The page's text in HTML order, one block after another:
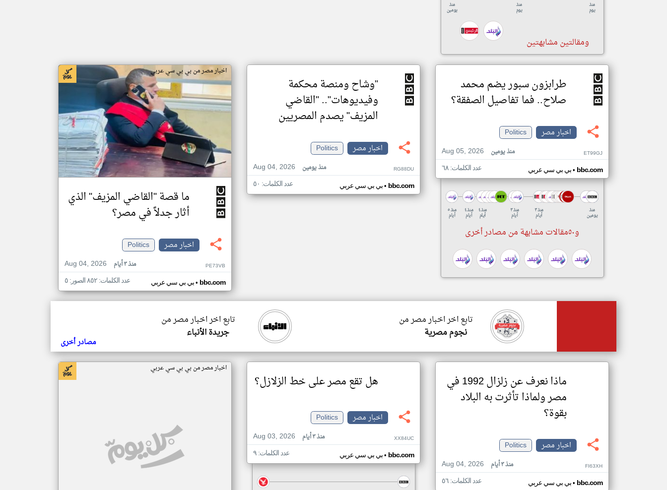
منذ
يومين
منذ
يوم
منذ
يوم
ومقالتين مشابهتين
طرابزون سبور يضم محمد
صلاح.. فما تفاصيل الصفقة؟
اخبار مصر
Politics
Aug 05, 2026
منذ يومين ET99GJ
بي بي سي عربي• bbc.com عدد الكلمات: ٦٨
منذ ٥
أيام
منذ ٤
أيام
منذ ٤
أيام
منذ ٣
أيام
منذ ٣
أيام
منذ
يومين
و٥٠مقالات مشابهة من مصادر أخرى
"وشاح ومنصة محكمة
وفيديوهات".. "القاضي
المزيف" يصدم المصريين
اخبار مصر
Politics
Aug 04, 2026
منذ يومين RG88DU
بي بي سي عربي• bbc.com عدد الكلمات: ٥٠
اخبار مصر من بي بي سي عربي
ما قصة "القاضي المزيف" الذي
أثار جدلاً في مصر؟
اخبار مصر
Politics
Aug 04, 2026
منذ ٣ أيام PE73VB
بي بي سي عربي• bbc.com عدد الكلمات: ٨٥٢ الصور: ٥
تابع اخر اخبار مصر من
جريدة الأنباء
تابع اخر اخبار مصر من
نجوم مصرية
مصادر أخرى
ماذا نعرف عن زلزال 1992 في
مصر ولماذا تأثرت به البلاد
بقوة؟
اخبار مصر
Politics
Aug 04, 2026
منذ ٣ أيام FI63XH
بي بي سي عربي• bbc.com عدد الكلمات: ٥٦
هل تقع مصر على خط الزلازل؟
اخبار مصر
Politics
Aug 03, 2026
منذ ٣ أيام XX84UC
بي بي سي عربي• bbc.com عدد الكلمات: ٩
اخبار مصر من بي بي سي عربي